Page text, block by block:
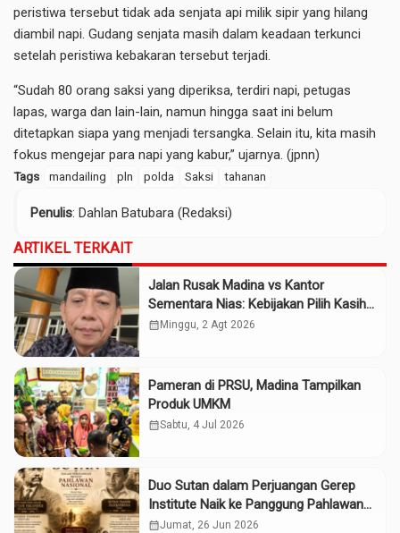
peristiwa tersebut tidak ada senjata api milik sipir yang hilang
diambil napi. Gudang senjata masih dalam keadaan terkunci
setelah peristiwa kebakaran tersebut terjadi.
“Sudah 80 orang saksi yang diperiksa, terdiri napi, petugas
lapas, warga dan lain-lain, namun hingga saat ini belum
ditetapkan siapa yang menjadi tersangka. Selain itu, kita masih
fokus mengejar para napi yang kabur,” ujarnya. (jpnn)
Tags mandailing pln polda Saksi tahanan
Penulis: Dahlan Batubara (Redaksi)
ARTIKEL TERKAIT
Jalan Rusak Madina vs Kantor
Sementara Nias: Kebijakan Pilih Kasih
Gubsu
calendar_month Minggu, 2 Agt 2026
Pameran di PRSU, Madina Tampilkan
Produk UMKM
calendar_monthSabtu, 4 Jul 2026
Duo Sutan dalam Perjuangan Gerep
Institute Naik ke Panggung Pahlawan
Nasional
calendar_monthJumat, 26 Jun 2026